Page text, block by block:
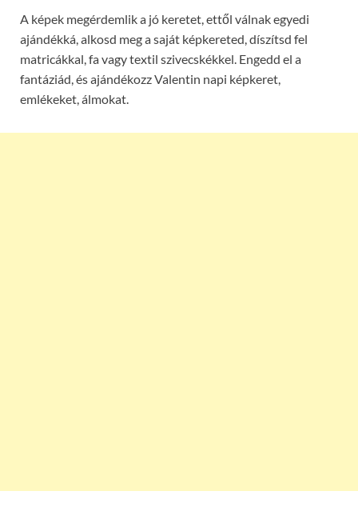
A képek megérdemlik a jó keretet, ettől válnak egyedi
ajándékká, alkosd meg a saját képkereted, díszítsd fel
matricákkal, fa vagy textil szivecskékkel. Engedd el a
fantáziád, és ajándékozz Valentin napi képkeret,
emlékeket, álmokat.